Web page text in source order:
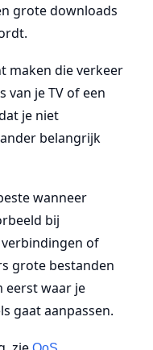
grote downloads
maken die verkeer
van je TV of een
je niet
belangrijk
wanneer
bij
verbindingen of
grote bestanden
eerst waar je
gaat aanpassen.